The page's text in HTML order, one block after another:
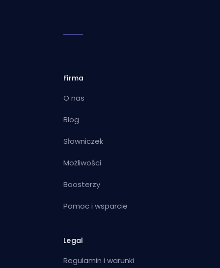
Firma
O nas
Blog
Słowniczek
Możliwości
Boosterzy
Pomoc i wsparcie
Legal
Regulamin i warunki